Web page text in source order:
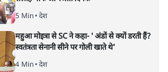
प्रताप वैदिक